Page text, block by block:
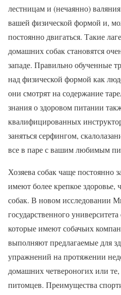
лестницам и (нечаянно)
вашей физической формой и,
постоянно двигаться. Такие
домашних собак становятся
западе. Правильно обученные
над физической формой как
они смотрят на содержание
знания о здоровом питании
квалифицированных
заняться серфингом,
все в паре с вашим любимым
Хозяева собак чаще постоянно
имеют более крепкое
собак. В новом исследовании
государственного
которые имеют собачьих
выполняют предлагаемые для
упражнений на протяжении
домашних четвероногих или те,
питомцев. Преимущества